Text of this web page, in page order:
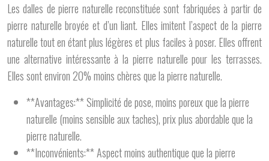
Les dalles de pierre naturelle reconstituée sont fabriquées à partir de
pierre naturelle broyée et d’un liant. Elles imitent l’aspect de la pierre
naturelle tout en étant plus légères et plus faciles à poser. Elles offrent
une alternative intéressante à la pierre naturelle pour les terrasses.
Elles sont environ 20% moins chères que la pierre naturelle.
**Avantages:** Simplicité de pose, moins poreux que la pierre
naturelle (moins sensible aux taches), prix plus abordable que la
pierre naturelle.
**Inconvénients:** Aspect moins authentique que la pierre